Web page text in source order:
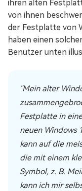
ihren alten
von ihnen
der Festplatte von
haben einen
Benutzer unten
"Mein alter
Festplatte in
neuen Windows
kann auf die
die mit einem
Symbol, z. B.
kann ich mir